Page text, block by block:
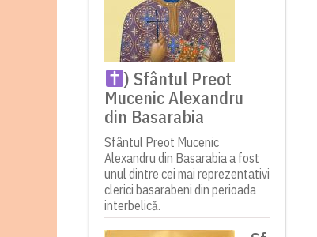
) Sfântul Preot
Mucenic Alexandru
din Basarabia
Sfântul Preot Mucenic
Alexandru din Basarabia a fost
unul dintre cei mai reprezentativi
clerici basarabeni din perioada
interbelică.